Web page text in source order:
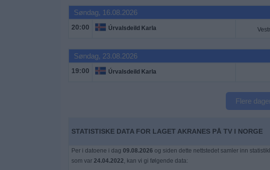
Søndag, 16.08.2026
20:00 Úrvalsdeild Karla
Søndag, 23.08.2026
19:00 Úrvalsdeild Karla
Flere
STATISTISKE DATA FOR LAGET AKRANES PÅ TV I NORGE
Per i datoene i dag 09.08.2026 og siden dette nettstedet samler inn
som var 24.04.2022, kan vi gi følgende data: